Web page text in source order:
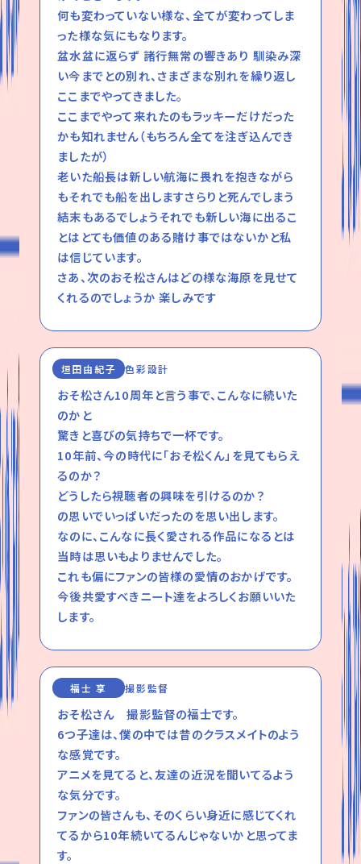
何も変わっていない様な、全てが変わってしま
った様な気にもなります。
盆水盆に返らず 諸行無常の響きあり 馴染み深
い今までとの別れ、さまざまな別れを繰り返し
ここまでやってきました。
ここまでやって来れたのもラッキーだけだった
かも知れません（もちろん全てを注ぎ込んでき
ましたが）
老いた船長は新しい航海に畏れを抱きながら
もそれでも船を出しますさらりと死んでしまう
結末もあるでしょうそれでも新しい海に出るこ
とはとても価値のある賭け事ではないかと私
は信じています。
さあ、次のおそ松さんはどの様な海原を見せて
くれるのでしょうか 楽しみです
垣田由紀子 色彩設計
おそ松さん10周年と言う事で、こんなに続いた
のかと
驚きと喜びの気持ちで一杯です。
10年前、今の時代に「おそ松くん」を見てもらえ
るのか？
どうしたら視聴者の興味を引けるのか？
の思いでいっぱいだったのを思い出します。
なのに、こんなに長く愛される作品になるとは
当時は思いもよりませんでした。
これも偏にファンの皆様の愛情のおかげです。
今後共愛すべきニート達をよろしくお願いいた
します。
福士 享 撮影監督
おそ松さん 撮影監督の福士です。
6つ子達は、僕の中では昔のクラスメイトのよう
な感覚です。
アニメを見てると、友達の近況を聞いてるよう
な気分です。
ファンの皆さんも、そのくらい身近に感じてくれ
てるから10年続いてるんじゃないかと思ってま
す。